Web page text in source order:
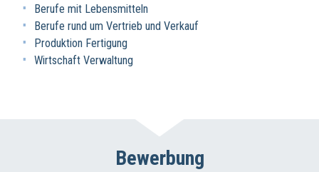
Berufe mit Lebensmitteln
Berufe rund um Vertrieb und Verkauf
Produktion Fertigung
Wirtschaft Verwaltung
Bewerbung